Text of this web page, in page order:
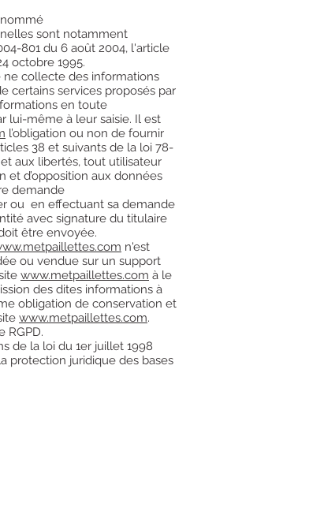
sont notamment
801 du 6 août 2004, l'article
octobre 1995.
ne collecte des informations
certains services proposés par
en toute
lui-même à leur saisie. Il est
l’obligation ou non de fournir
38 et suivants de la loi 78-
aux libertés, tout utilisateur
et d’opposition aux données
demande
ou en effectuant sa demande
avec signature du titulaire
être envoyée.
n'est
ou vendue sur un support
www.metpaillettes.com à le
des dites informations à
obligation de conservation et
www.metpaillettes.com.
RGPD.
de la loi du 1er juillet 1998
protection juridique des bases